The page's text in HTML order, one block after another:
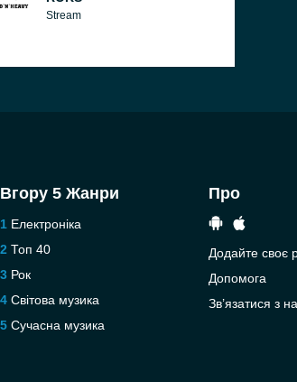
Stream
Вгору 5 Жанри
Електроніка
Топ 40
Рок
Світова музика
Сучасна музика
Про
Додайте своє
Допомога
Зв’язатися з